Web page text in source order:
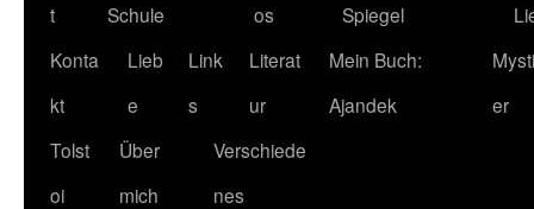
t
Schule
os
Spiegel
Konta
kt
Lieb
e
Link
s
Literat
ur
Mein Buch:
Ajandek
er
Tolst
oi
Über
mich
Verschiede
nes